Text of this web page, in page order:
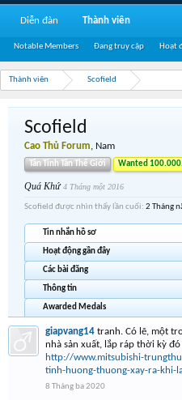
Thành viên Scofield
Scofield
Cao Thủ Forum, Nam
Tân Tinh Tân Thế Giới Wanted
Quá Khứ4 Tháng một 2016
Scofield được nhìn thấy lần cuối: 2 Tháng
Tin nhắn hồ sơ
Hoạt động gần đây
Các bài đăng
Thông tin
Awarded Medals
giapvang14 tranh. Có lẽ, một
nhà sản xuất, lắp ráp thời kỳ
http://www.mitsubishi-
tinh-huong-thuong-xay-ra-khi-
8 Tháng ba 2020
Diễn đàn Thành viên
Notable Members Đang truy cập Hoạt